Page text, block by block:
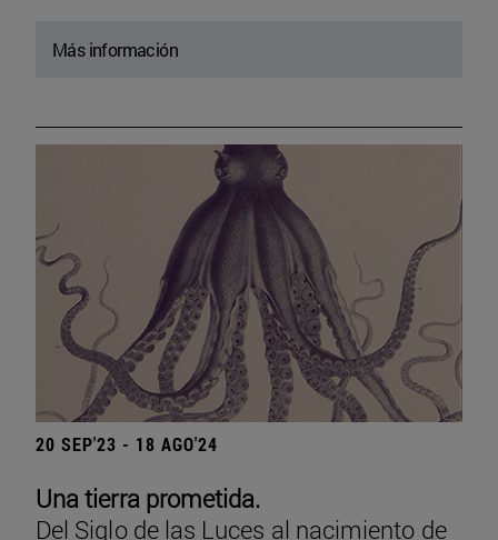
Más información
20 SEP'23 - 18 AGO'24
Una tierra prometida.
Del Siglo de las Luces al nacimiento de